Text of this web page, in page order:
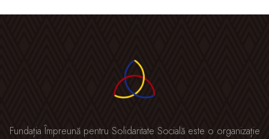
Fundația Împreună pentru Solidaritate Socială este o organizație